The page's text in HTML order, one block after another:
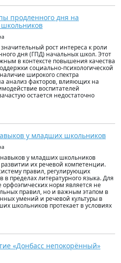
продленного дня на
рост интереса к роли
дня (ГПД) начальных школ. Этот
в контексте повышения качества
социально-психологической
широкого спектра
анализ факторов, влияющих на
воспитателей
остается недостаточно
у младших школьников
у младших школьников
их речевой компетенции.
правил, регулирующих
пределах литературного языка. Для
норм является не
правил, но и важным этапом в
умений и речевой культуры в
школьников протекает в условиях
«Донбасс непокорённый»